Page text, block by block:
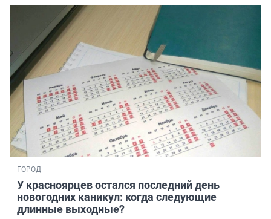
ГОРОД
У красноярцев остался последний день
новогодних каникул: когда следующие
длинные выходные?